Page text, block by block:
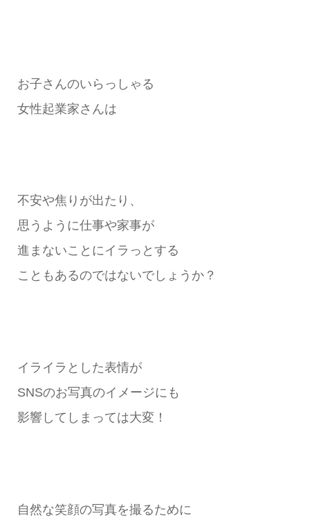
お子さんのいらっしゃる
女性起業家さんは
不安や焦りが出たり、
思うように仕事や家事が
進まないことにイラっとする
こともあるのではないでしょうか？
イライラとした表情が
SNSのお写真のイメージにも
影響してしまっては大変！
自然な笑顔の写真を撮るために